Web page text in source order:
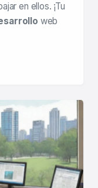
en ellos. ¡Tu
web